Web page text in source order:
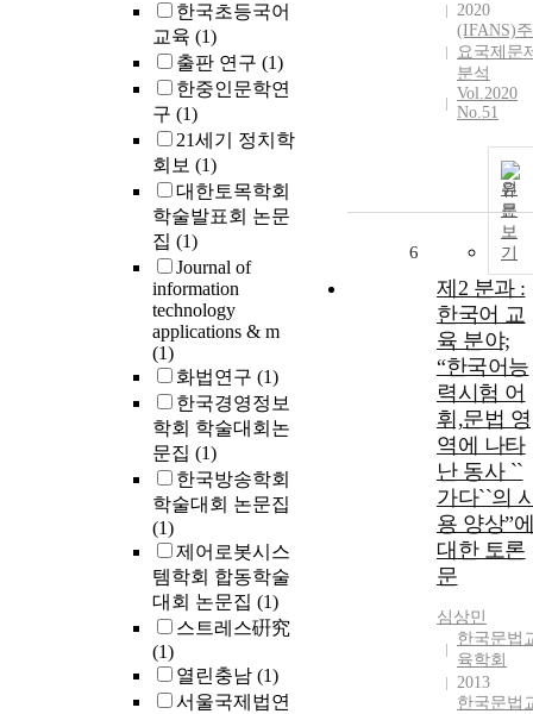
한국초등국어
교육 (1)
출판 연구 (1)
한중인문학연
구 (1)
21세기 정치학
회보 (1)
대한토목학회
학술발표회 논문
집 (1)
Journal of
information
technology
applications & m
(1)
화법연구 (1)
한국경영정보
학회 학술대회논
문집 (1)
한국방송학회
학술대회 논문집
(1)
제어로봇시스
템학회 합동학술
대회 논문집 (1)
스트레스硏究
(1)
열린충남 (1)
서울국제법연
2020
(IFANS)주
요국제문
분석
Vol.2020
No.51
원
문
보
기
6
제2 분과 :
한국어 교
육 분야;
“한국어능
력시험 어
휘,문법 영
역에 나타
난 동사 ``
가다``의
용 양상”에
대한 토론
문
심상민
한국문법
육학회
2013
한국문법